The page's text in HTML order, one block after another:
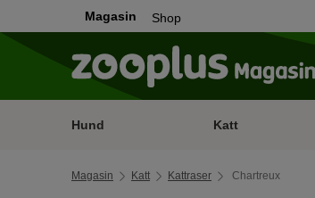
Magasin Shop
Hund Katt
Magasin Katt Kattraser Chartreux